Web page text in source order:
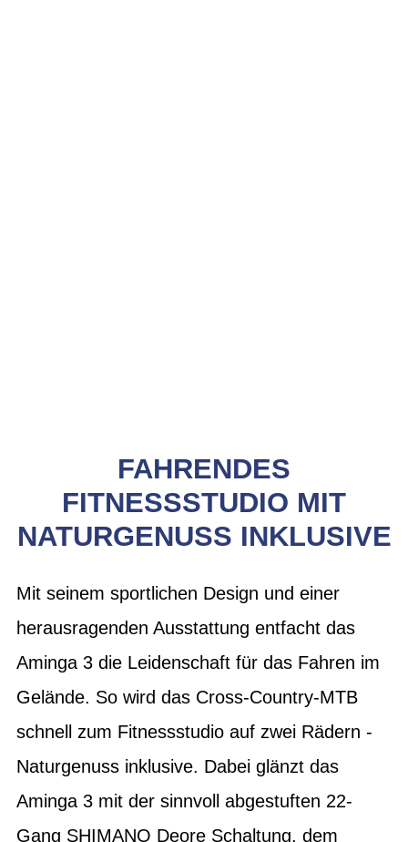
FAHRENDES
FITNESSSTUDIO MIT
NATURGENUSS INKLUSIVE
Mit seinem sportlichen Design und einer
herausragenden Ausstattung entfacht das
Aminga 3 die Leidenschaft für das Fahren im
Gelände. So wird das Cross-Country-MTB
schnell zum Fitnessstudio auf zwei Rädern -
Naturgenuss inklusive. Dabei glänzt das
Aminga 3 mit der sinnvoll abgestuften 22-
Gang SHIMANO Deore Schaltung, dem